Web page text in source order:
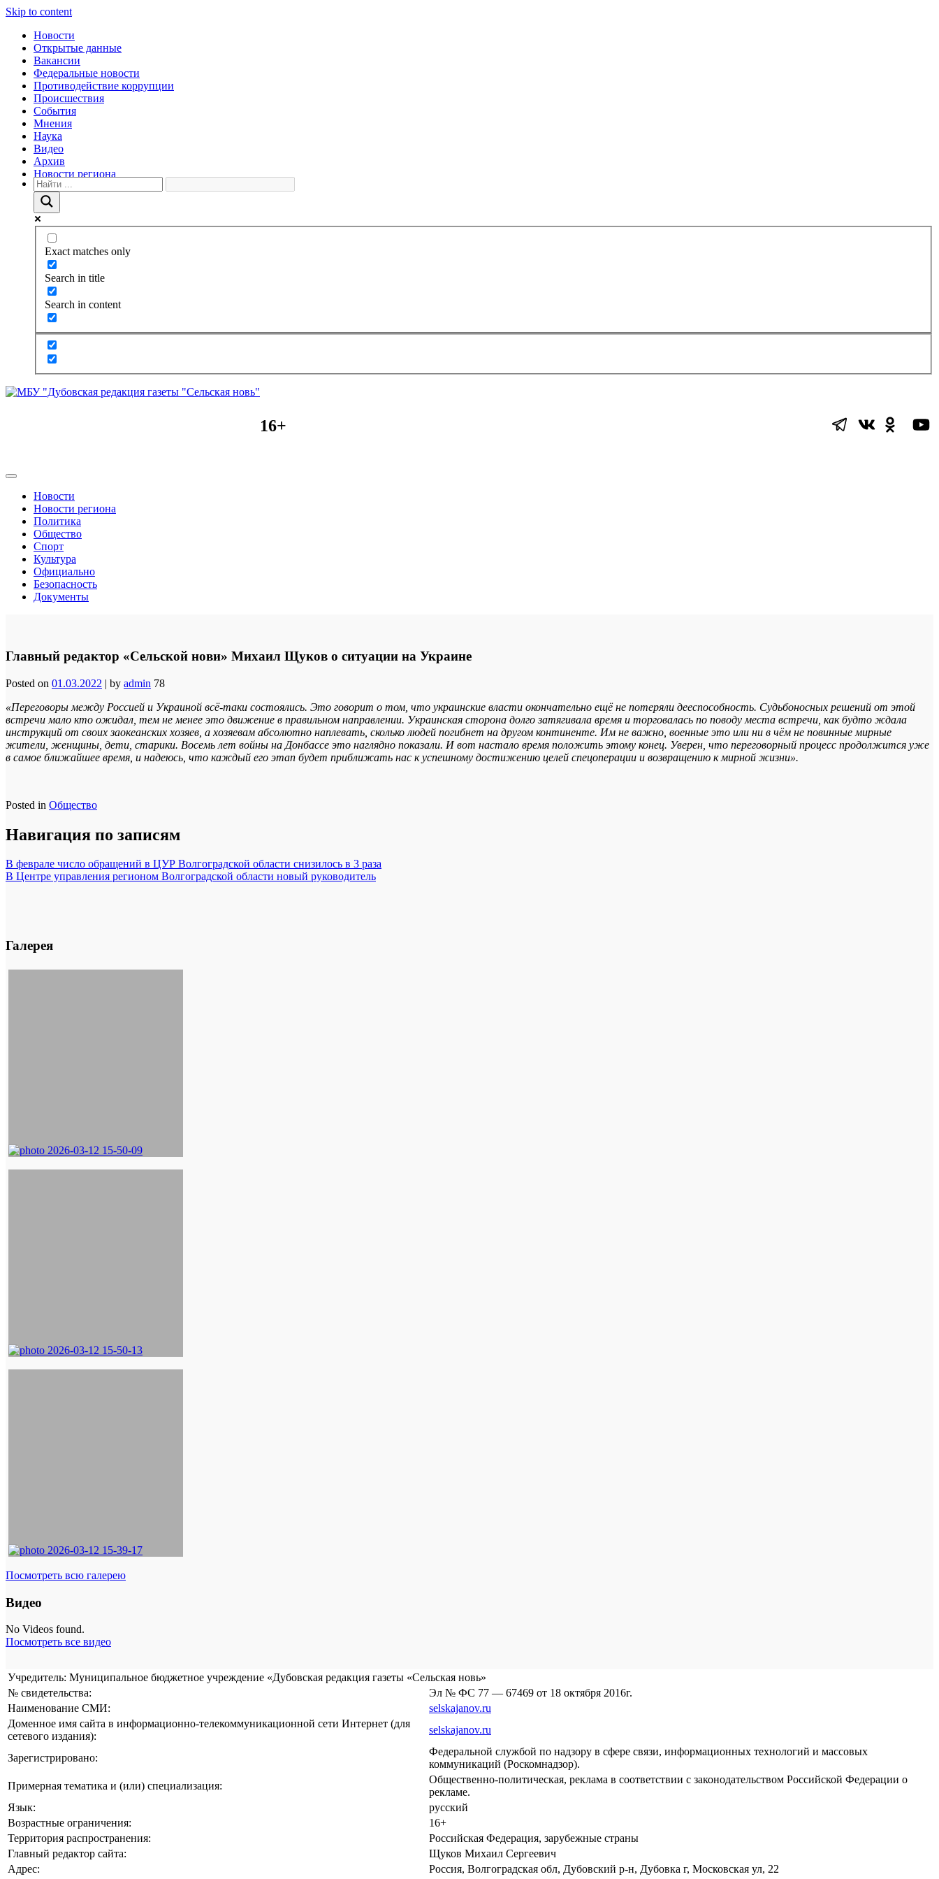
Skip to content
Новости
Открытые данные
Вакансии
Федеральные новости
Противодействие коррупции
Происшествия
События
Мнения
Наука
Видео
Архив
Новости региона
Exact matches only
Search in title
Search in content
16+
Новости
Новости региона
Политика
Общество
Спорт
Культура
Официально
Безопасность
Документы
Главный редактор «Сельской нови» Михаил Щуков о ситуации на Украине
Posted on 01.03.2022 | by admin 78
«Переговоры между Россией и Украиной всё-таки состоялись. Это говорит о том, что украинские власти окончательно ещё не потеряли дееспособность. Судьбоносных решений от этой
встречи мало кто ожидал, тем не менее это движение в правильном направлении. Украинская сторона долго затягивала время и торговалась по поводу места встречи, как будто ждала
инструкций от своих заокеанских хозяев, а хозяевам абсолютно наплевать, сколько людей погибнет на другом континенте. Им не важно, военные это или ни в чём не повинные мирные
жители, женщины, дети, старики. Восемь лет войны на Донбассе это наглядно показали. И вот настало время положить этому конец. Уверен, что переговорный процесс продолжится уже
в самое ближайшее время, и надеюсь, что каждый его этап будет приближать нас к успешному достижению целей спецоперации и возвращению к мирной жизни».
Posted in Общество
Навигация по записям
В феврале число обращений в ЦУР Волгоградской области снизилось в 3 раза
В Центре управления регионом Волгоградской области новый руководитель
Галерея
Посмотреть всю галерею
Видео
No Videos found.
Посмотреть все видео
Учредитель: Муниципальное бюджетное учреждение «Дубовская редакция газеты «Сельская новь»
№ свидетельства:
Эл № ФС 77 — 67469 от 18 октября 2016г.
Наименование СМИ:
selskajanov.ru
Доменное имя сайта в информационно-телекоммуникационной сети Интернет (для
сетевого издания):
selskajanov.ru
Зарегистрировано:
Федеральной службой по надзору в сфере связи, информационных технологий и массовых
коммуникаций (Роскомнадзор).
Примерная тематика и (или) специализация:
Общественно-политическая, реклама в соответствии с законодательством Российской Федерации о
рекламе.
Язык:
русский
Возрастные ограничения:
16+
Территория распространения:
Российская Федерация, зарубежные страны
Главный редактор сайта:
Щуков Михаил Сергеевич
Адрес:
Россия, Волгоградская обл, Дубовский р-н, Дубовка г, Московская ул, 22